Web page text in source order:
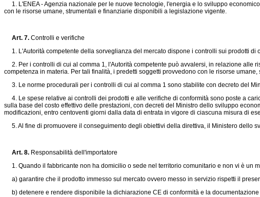
1. L'ENEA - Agenzia nazionale per le nuove tecnologie, l'energia e lo sviluppo
con le risorse umane, strumentali e finanziarie disponibili a legislazione vigente.
Art. 7. Controlli e verifiche
1. L'Autorità competente della sorveglianza del mercato dispone i controlli sui prodotti
2. Per i controlli di cui al comma 1, l'Autorità competente può avvalersi, in relazione alle
competenza in materia. Per tali finalità, i predetti soggetti provvedono con le risorse
3. Le norme procedurali per i controlli di cui al comma 1 sono stabilite con decreto del
4. Le spese relative ai controlli dei prodotti e alle verifiche di conformità sono poste a
sulla base del costo effettivo delle prestazioni, con decreti del Ministro dello sviluppo
modificazioni, entro centoventi giorni dalla data di entrata in vigore di ciascuna misura di
5. Al fine di promuovere il conseguimento degli obiettivi della direttiva, il Ministero dello
Art. 8. Responsabilità dell'importatore
1. Quando il fabbricante non ha domicilio o sede nel territorio comunitario e non vi è un
a) garantire che il prodotto immesso sul mercato ovvero messo in servizio rispetti il
b) detenere e rendere disponibile la dichiarazione CE di conformità e la